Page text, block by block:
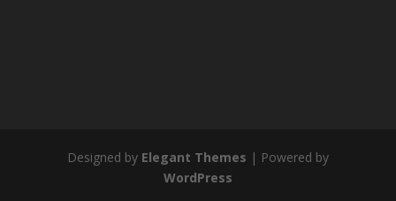
Designed by Elegant Themes | Powered by
WordPress